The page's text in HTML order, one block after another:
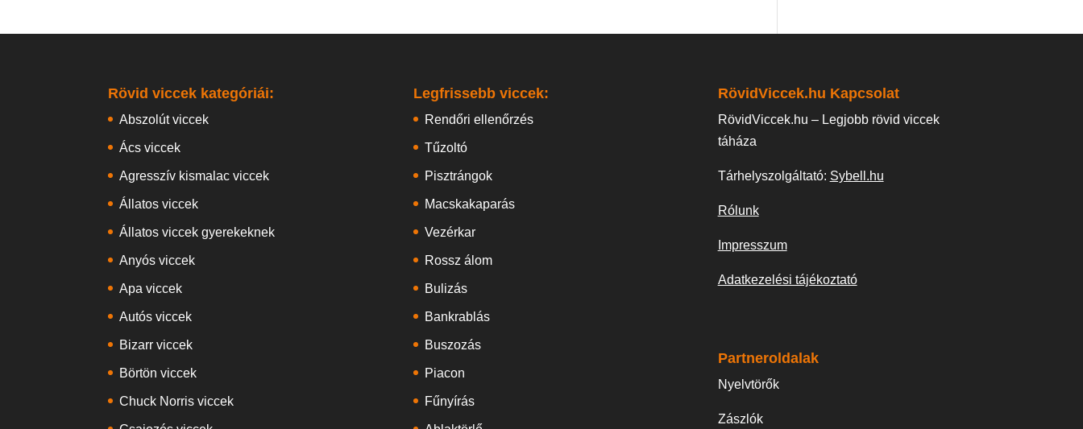
Rövid viccek kategóriái:
Abszolút viccek
Ács viccek
Agresszív kismalac viccek
Állatos viccek
Állatos viccek gyerekeknek
Anyós viccek
Apa viccek
Autós viccek
Bizarr viccek
Börtön viccek
Chuck Norris viccek
Legfrissebb viccek:
Rendőri ellenőrzés
Tűzoltó
Pisztrángok
Macskakaparás
Vezérkar
Rossz álom
Bulizás
Bankrablás
Buszozás
Piacon
Fűnyírás
RövidViccek.hu Kapcsolat
RövidViccek.hu – Legjobb rövid viccek
táháza
Tárhelyszolgáltató: Sybell.hu
Rólunk
Impresszum
Adatkezelési tájékoztató
Partneroldalak
Nyelvtörők
Zászlók